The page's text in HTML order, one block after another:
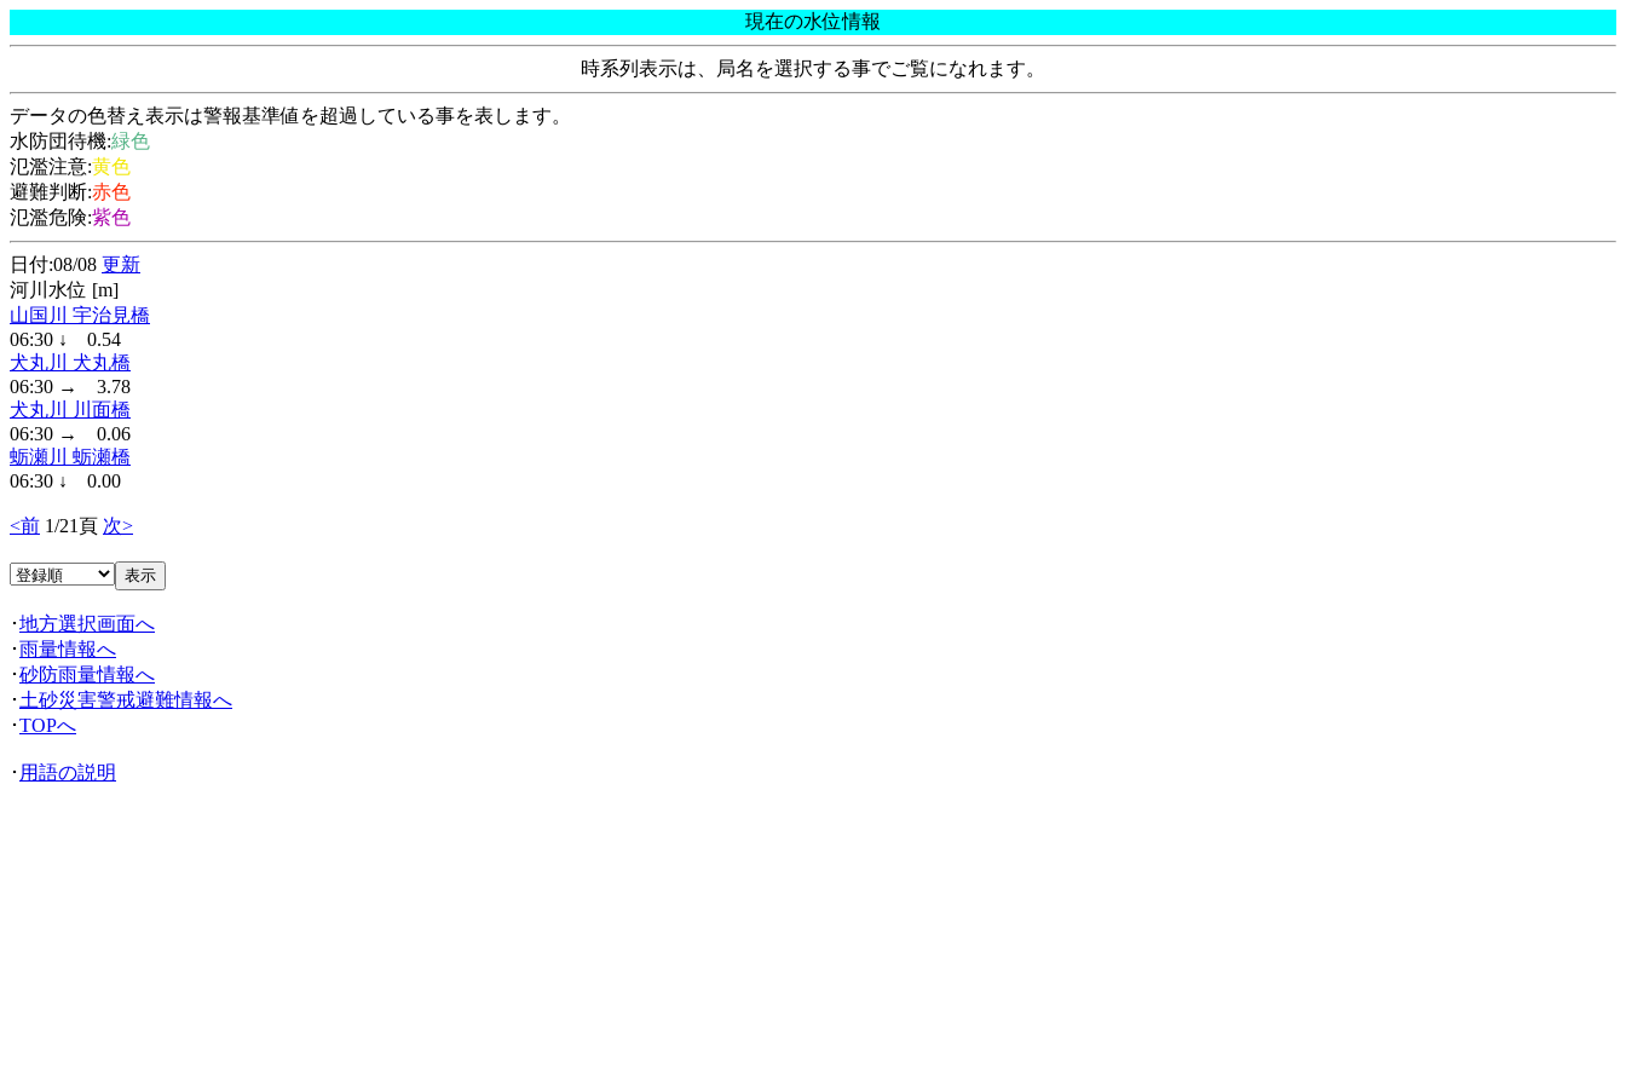
現在の水位情報
時系列表示は、局名を選択する事でご覧になれます。
データの色替え表示は警報基準値を超過している事を表します。
水防団待機:緑色
氾濫注意:黄色
避難判断:赤色
氾濫危険:紫色
日付:08/08 更新
河川水位 [m]
山国川 宇治見橋
06:30 ↓ 0.54
犬丸川 犬丸橋
06:30 → 3.78
犬丸川 川面橋
06:30 → 0.06
蛎瀬川 蛎瀬橋
06:30 ↓ 0.00
<前 1/21頁 次>
･地方選択画面へ
･雨量情報へ
･砂防雨量情報へ
･ 土砂災害警戒避難情報へ
･TOPへ
･ 用語の説明